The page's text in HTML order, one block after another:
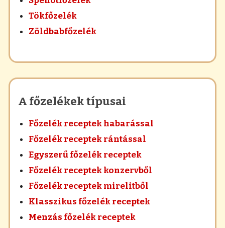
Tökfőzelék
Zöldbabfőzelék
A főzelékek típusai
Főzelék receptek habarással
Főzelék receptek rántással
Egyszerű főzelék receptek
Főzelék receptek konzervből
Főzelék receptek mirelitből
Klasszikus főzelék receptek
Menzás főzelék receptek